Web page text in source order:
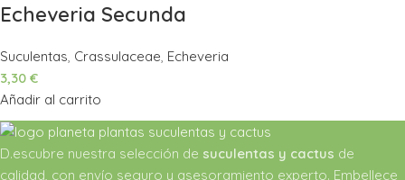
Echeveria Secunda
Suculentas, Crassulaceae, Echeveria
3,30 €
Añadir al carrito
D.escubre nuestra selección de suculentas y cactus de
calidad, con envío seguro y asesoramiento experto. Embellece